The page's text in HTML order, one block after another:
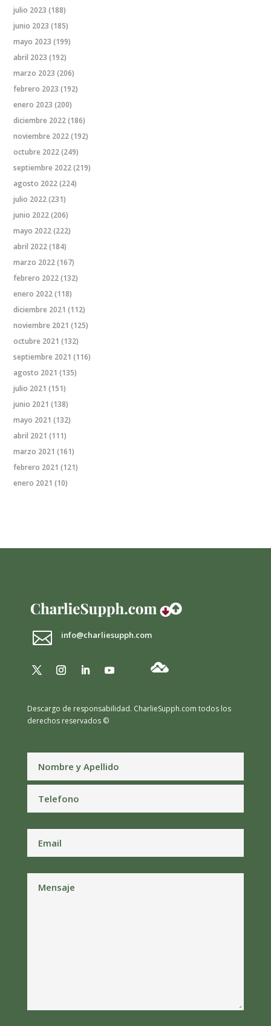
julio 2023 (188)
junio 2023 (185)
mayo 2023 (199)
abril 2023 (192)
marzo 2023 (206)
febrero 2023 (192)
enero 2023 (200)
diciembre 2022(186)
noviembre 2022(192)
octubre 2022(249)
septiembre 2022(219)
agosto 2022(224)
julio 2022(231)
junio 2022(206)
mayo 2022(222)
abril 2022(184)
marzo 2022(167)
febrero 2022(132)
enero 2022(118)
diciembre 2021 (112)
noviembre 2021 (125)
octubre 2021 (132)
septiembre 2021 (116)
agosto 2021 (135)
julio 2021 (151)
junio 2021 (138)
mayo 2021 (132)
abril 2021 (111)
marzo 2021 (161)
febrero 2021 (121)
enero 2021 (10)
 info@charliesupph.com
Descargo de responsabilidad. CharlieSupph.com todos los
derechos reservados ©